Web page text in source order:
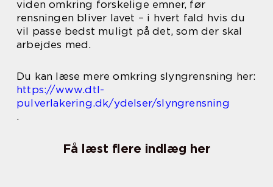
viden omkring forskelige emner, før
rensningen bliver lavet – i hvert fald hvis du
vil passe bedst muligt på det, som der skal
arbejdes med.
Du kan læse mere omkring slyngrensning her:
https://www.dtl-
pulverlakering.dk/ydelser/slyngrensning
.
Få læst flere indlæg her